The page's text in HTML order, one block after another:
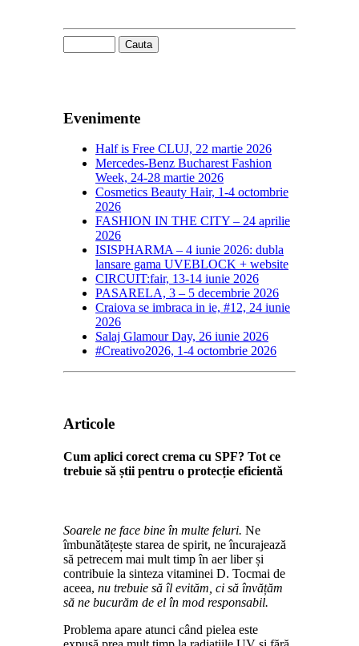
Evenimente
Half is Free CLUJ, 22 martie 2026
Mercedes-Benz Bucharest Fashion
Week, 24-28 martie 2026
Cosmetics Beauty Hair, 1-4 octombrie
2026
FASHION IN THE CITY – 24 aprilie
2026
ISISPHARMA – 4 iunie 2026: dubla
lansare gama UVEBLOCK + website
CIRCUIT:fair, 13-14 iunie 2026
PASARELA, 3 – 5 decembrie 2026
Craiova se imbraca in ie, #12, 24 iunie
2026
Salaj Glamour Day, 26 iunie 2026
#Creativo2026, 1-4 octombrie 2026
Articole
Cum aplici corect crema cu SPF? Tot ce
trebuie să știi pentru o protecție eficientă
Soarele ne face bine în multe feluri. Ne
îmbunătățește starea de spirit, ne încurajează
să petrecem mai mult timp în aer liber și
contribuie la sinteza vitaminei D. Tocmai de
aceea, nu trebuie să îl evităm, ci să învățăm
să ne bucurăm de el în mod responsabil.
Problema apare atunci când pielea este